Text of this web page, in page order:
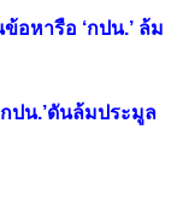
อหารือ ‘กปน.’ ล้ม
ปน.’ดันล้มประมูล